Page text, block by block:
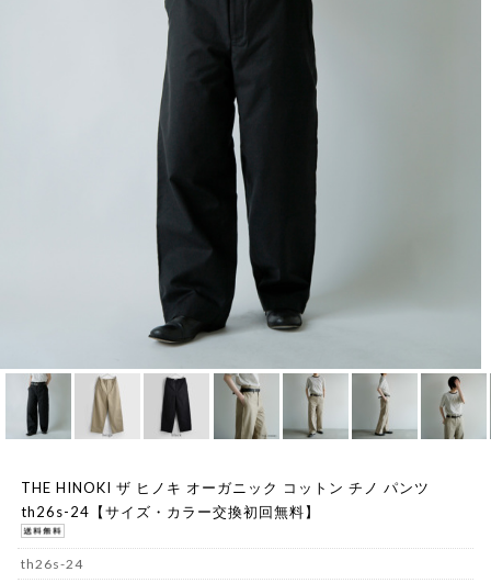
THE HINOKI ザ ヒノキ オーガニック コットン チノ パンツ
th26s-24【サイズ・カラー交換初回無料】
th26s-24